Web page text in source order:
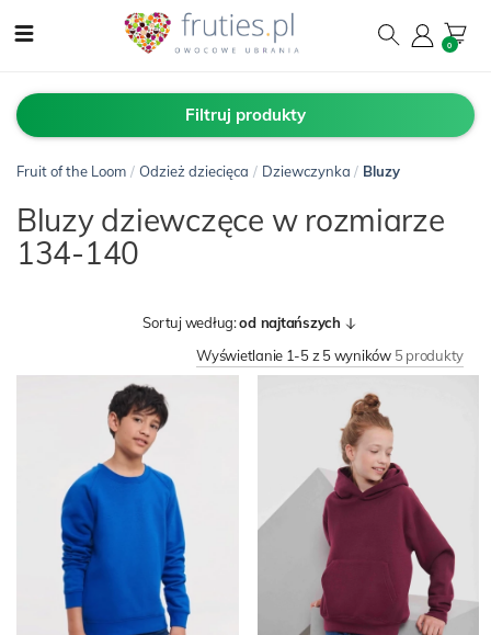
0
Filtruj produkty
Fruit of the Loom / Odzież dziecięca / Dziewczynka / Bluzy
Bluzy dziewczęce w rozmiarze
134-140
Sortuj według:od najtańszych
Wyświetlanie 1-5 z 5 wyników 5 produkty